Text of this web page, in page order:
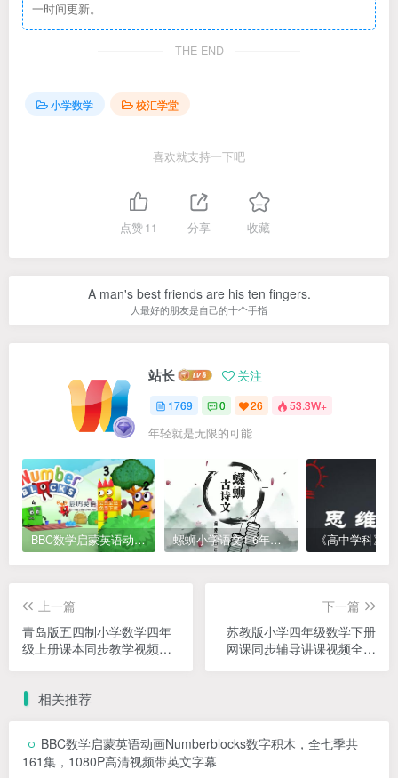
一时间更新。
THE END
小学数学 校汇学堂
喜欢就支持一下吧
点赞11 分享 收藏
A man's best friends are his ten fingers.
人最好的朋友是自己的十个手指
站长 关注
1769 0 26 53.3W+
年轻就是无限的可能
BBC数学启蒙英语动画Numberblocks数字积木，全七季共161集，1080P高清视频带英文字幕 螺蛳小学语文1-6年级《小学古诗文》课程视频
上一篇
青岛版五四制小学数学四年
级上册课本同步教学视频网
下一篇
苏教版小学四年级数学下册
网课同步辅导讲课视频全集
相关推荐
BBC数学启蒙英语动画Numberblocks数字积木，全七季共
161集，1080P高清视频带英文字幕